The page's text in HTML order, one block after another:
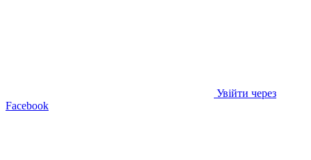
Увійти через
Facebook